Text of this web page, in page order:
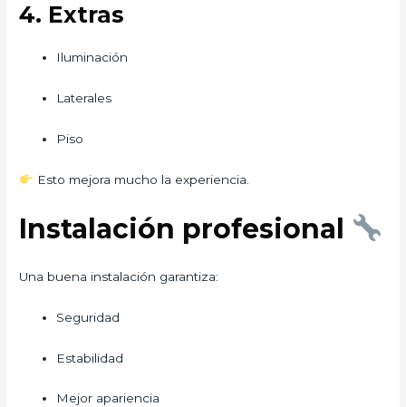
4. Extras
Iluminación
Laterales
Piso
Esto mejora mucho la experiencia.
Instalación profesional
Una buena instalación garantiza:
Seguridad
Estabilidad
Mejor apariencia